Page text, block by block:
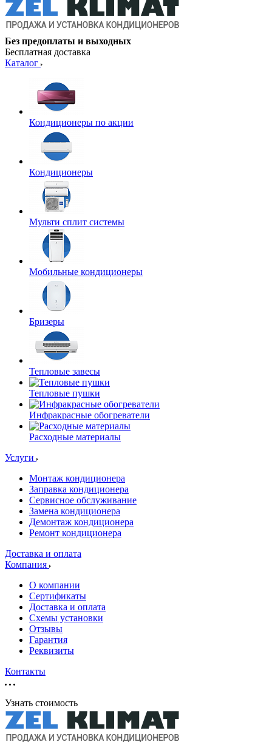
Без предоплаты и выходных
Бесплатная доставка
Каталог
Кондиционеры по акции
Кондиционеры
Мульти сплит системы
Мобильные кондиционеры
Бризеры
Тепловые завесы
Тепловые пушки
Инфракрасные обогреватели
Расходные материалы
Услуги
Монтаж кондиционера
Заправка кондиционера
Сервисное обслуживание
Замена кондиционера
Демонтаж кондиционера
Ремонт кондиционера
Доставка и оплата
Компания
О компании
Сертификаты
Доставка и оплата
Схемы установки
Отзывы
Гарантия
Реквизиты
Контакты
Узнать стоимость